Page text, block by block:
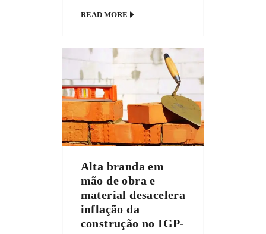
as distribuidoras e os
consumidores A
Comissão de
Constituição, Justiça e
Cidadania (CCJ) aprovou,
unanimemente, o Projeto
317/2018, que altera a
Política Nacional de
Recursos Hídricos (Lei
11.445/2007 e Lei
9.433/1997), […]
READ MORE
Alta branda em
mão de obra e
material desacelera
inflação da
construção no IGP-